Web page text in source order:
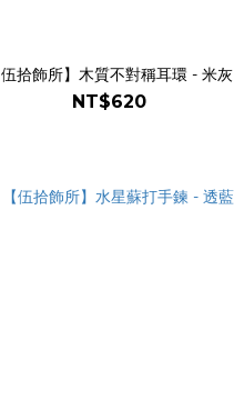
伍拾飾所】木質不對稱耳環 - 米灰
NT$620